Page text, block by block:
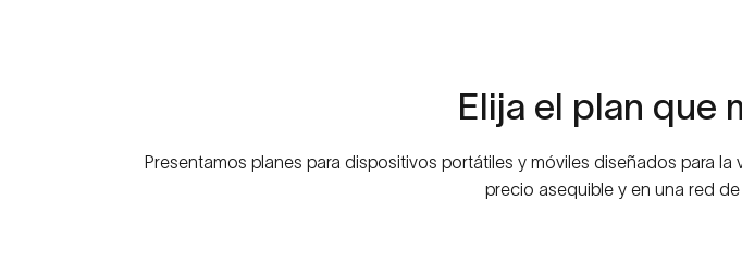
Elija el plan que
Presentamos planes para dispositivos portátiles y móviles diseñados para
precio asequible y en una red